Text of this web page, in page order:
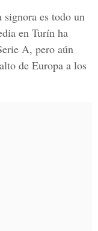
signora es todo un
en Turín ha
A, pero aún
de Europa a los